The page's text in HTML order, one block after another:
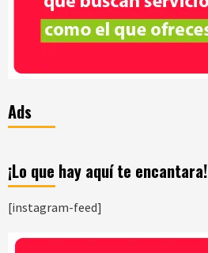
Ads
¡Lo que hay aquí te encantara!
[instagram-feed]